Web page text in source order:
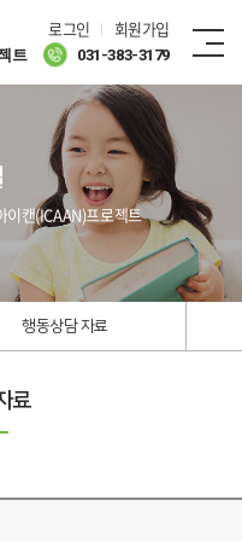
로그인 회원가입
트 031-383-3179
이캔(ICAAN)프로젝트
행동상담 자료
료